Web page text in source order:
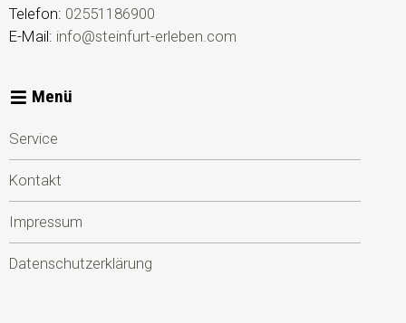
Telefon: 02551186900
E-Mail: info@steinfurt-erleben.com
Menü
Service
Kontakt
Impressum
Datenschutzerklärung